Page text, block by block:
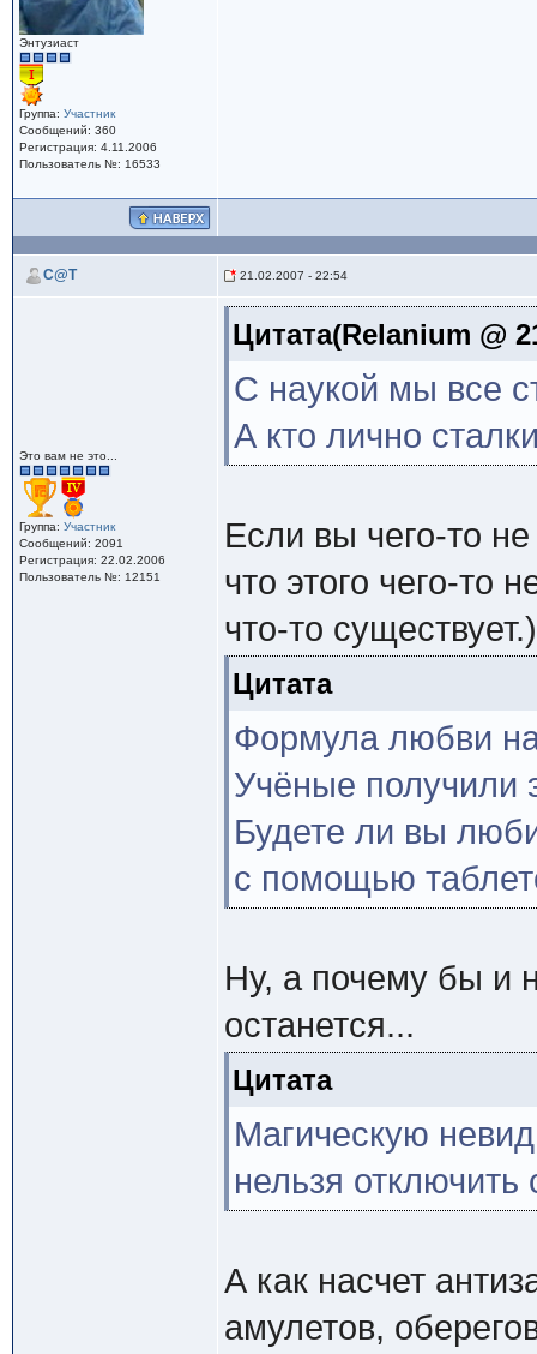
Энтузиаст
Группа: Участник
Сообщений: 360
Регистрация: 4.11.2006
Пользователь №: 16533
C@T 21.02.2007 - 22:54
Это вам не это...
Группа: Участник
Сообщений: 2091
Регистрация: 22.02.2006
Пользователь №: 12151
Цитата(Relanium @
С наукой мы все
А кто лично
Если вы чего-то
что этого чего-то
что-то
Цитата
Формула любви
Учёные получили
Будете ли вы
с помощью
Ну, а почему бы и
останется...
Цитата
Магическую
нельзя
А как насчет
амулетов,